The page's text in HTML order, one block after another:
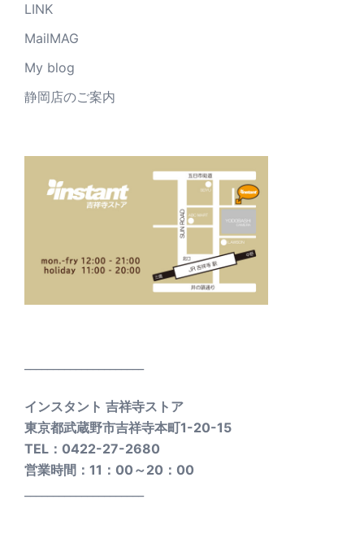
LINK
MailMAG
My blog
静岡店のご案内
インスタント 吉祥寺ストア
東京都武蔵野市吉祥寺本町1-20-15
TEL：0422-27-2680
営業時間：11：00～20：00